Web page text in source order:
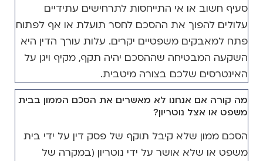
סעיף חשוב או אי התייחסות לתרחישים עתידיים
עלולים להפוך את ההסכם לחסר תועלת או אף לפתוח
פתח למאבקים משפטיים יקרים. עלות עורך הדין היא
השקעה המבטיחה שההסכם יהיה תקף, מקיף ויגן על
האינטרסים שלכם בצורה מיטבית.
מה קורה אם אנחנו לא מאשרים את הסכם הממון בבית
משפט או אצל נוטריון?
הסכם ממון שלא קיבל תוקף של פסק דין על ידי בית
משפט או שלא אושר על ידי נוטריון (במקרה של